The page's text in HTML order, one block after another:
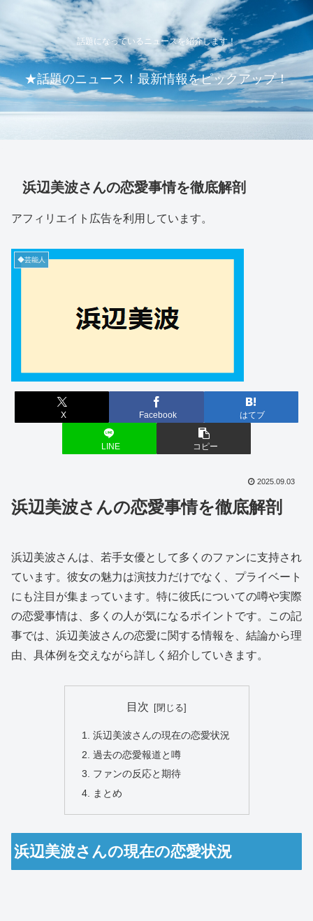
話題になっているニュースを紹介します！
★話題のニュース！最新情報をピックアップ！
浜辺美波さんの恋愛事情を徹底解剖
アフィリエイト広告を利用しています。
◆芸能人
X Facebook はてブ
LINE コピー
2025.09.03
浜辺美波さんの恋愛事情を徹底解剖
浜辺美波さんは、若手女優として多くのファンに支持され
ています。彼女の魅力は演技力だけでなく、プライベート
にも注目が集まっています。特に彼氏についての噂や実際
の恋愛事情は、多くの人が気になるポイントです。この記
事では、浜辺美波さんの恋愛に関する情報を、結論から理
由、具体例を交えながら詳しく紹介していきます。
目次
浜辺美波さんの現在の恋愛状況
過去の恋愛報道と噂
ファンの反応と期待
まとめ
浜辺美波さんの現在の恋愛状況